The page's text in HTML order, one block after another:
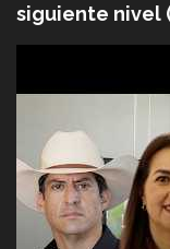
siguiente nivel